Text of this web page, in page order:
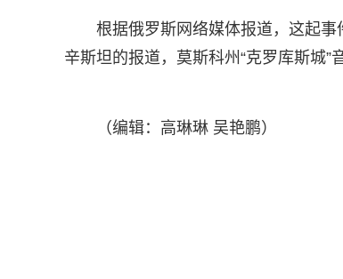
根据俄罗斯网络媒体报道，这起
辛斯坦的报道，莫斯科州“克罗库斯城”
（编辑：高琳琳 吴艳鹏）